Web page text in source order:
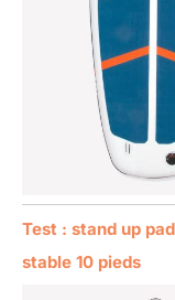
Test : stand up
stable 10 pieds